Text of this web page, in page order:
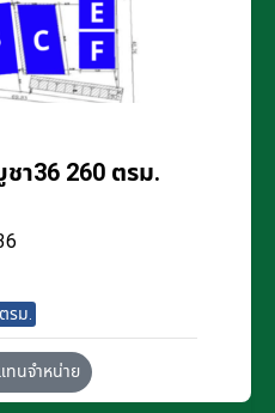
ชา36 260 ตรม.
รม.
นจำหน่าย